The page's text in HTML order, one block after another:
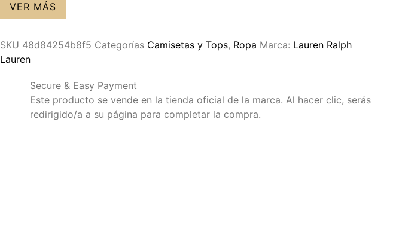
VER MÁS
SKU 48d84254b8f5 Categorías Camisetas y Tops, Ropa Marca: Lauren Ralph
Lauren
Secure & Easy Payment
Este producto se vende en la tienda oficial de la marca. Al hacer clic, serás
redirigido/a a su página para completar la compra.